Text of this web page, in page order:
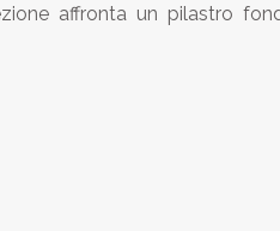
affronta un pilastro